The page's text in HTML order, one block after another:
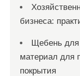
бизнеса:
Щебень для
материал для
покрытия